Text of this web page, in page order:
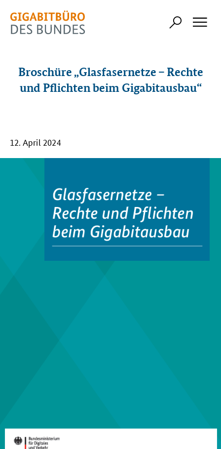
Broschüre „Glasfasernetze – Rechte
und Pflichten beim Gigabitausbau“
12. April 2024